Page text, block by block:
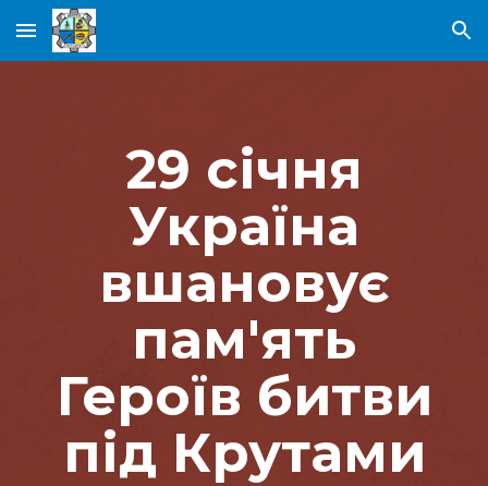
Skip to main content Skip to navigation
29 січня
Україна
вшановує
пам'ять
Героїв битви
під Крутами